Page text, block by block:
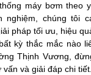
máy bơm theo
nghiệm, chúng tôi
pháp tối ưu, hiệu
kỳ thắc mắc nào
Thịnh Vương ,
và giải đáp chi tiết.